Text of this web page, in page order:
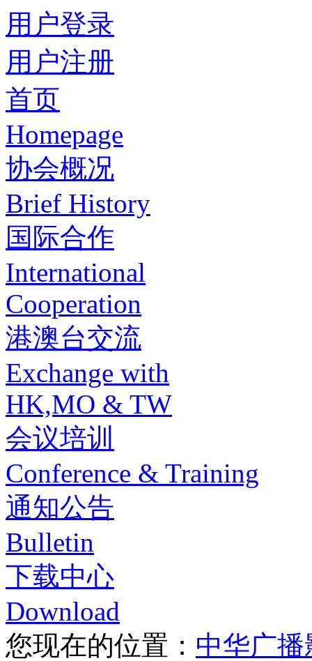
用户登录
用户注册
首页
Homepage
协会概况
Brief History
国际合作
International
Cooperation
港澳台交流
Exchange with
HK,MO & TW
会议培训
Conference & Training
通知公告
Bulletin
下载中心
Download
您现在的位置： 中华广